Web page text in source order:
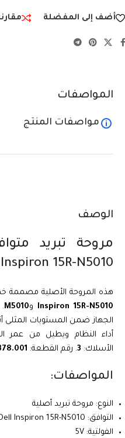
أضف إلى المفضلة
الوصف
Inspiron 15R-N5010 و M5010
هذه المروحة الأصلية مصممة
Inspiron 15R-N5010 وM5010
.
الجهاز ضمن المستويات المثلى
أداء النظام ويطيل من عمر
الأسلاك: 3. رقم القطعة:
المواصفات:
النوع: مروحة تبريد أصلية
التوافق: Dell Inspiron 15R-N5010 و M5010
الفولتية: 5V
المواصفات
مواصفات المنتج